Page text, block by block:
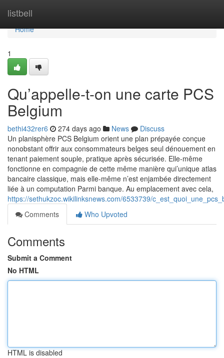
listbell
Home
Home
1
Qu’appelle-t-on une carte PCS
Belgium
bethi432rer6 274 days ago News
Discuss
Un planisphère PCS Belgium orient une plan prépayée conçue
nonobstant offrir aux consommateurs belges seul dénouement en
tenant paiement souple, pratique après sécurisée. Elle-même
fonctionne en compagnie de cette même manière qui’unique atlas
bancaire classique, mais elle-même n’est enjambée directement
liée à un computation Parmi banque. Au emplacement avec cela,
https://sethukzoc.wikilinksnews.com/6533739/
Comments
Who Upvoted
Comments
Submit a Comment
No HTML
HTML is disabled